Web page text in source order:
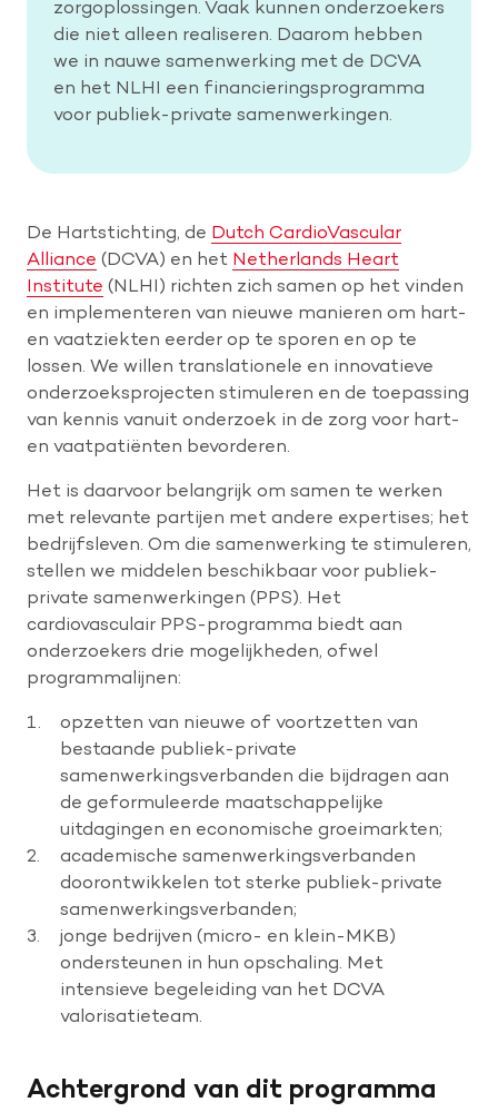
zorgoplossingen. Vaak kunnen onderzoekers
die niet alleen realiseren. Daarom hebben
we in nauwe samenwerking met de DCVA
en het NLHI een financieringsprogramma
voor publiek-private samenwerkingen.
De Hartstichting, de Dutch CardioVascular
Alliance (DCVA) en het Netherlands Heart
Institute (NLHI) richten zich samen op het vinden
en implementeren van nieuwe manieren om hart-
en vaatziekten eerder op te sporen en op te
lossen. We willen translationele en innovatieve
onderzoeksprojecten stimuleren en de toepassing
van kennis vanuit onderzoek in de zorg voor hart-
en vaatpatiënten bevorderen.
Het is daarvoor belangrijk om samen te werken
met relevante partijen met andere expertises; het
bedrijfsleven. Om die samenwerking te stimuleren,
stellen we middelen beschikbaar voor publiek-
private samenwerkingen (PPS). Het
cardiovasculair PPS-programma biedt aan
onderzoekers drie mogelijkheden, ofwel
programmalijnen:
opzetten van nieuwe of voortzetten van
bestaande publiek-private
samenwerkingsverbanden die bijdragen aan
de geformuleerde maatschappelijke
uitdagingen en economische groeimarkten;
academische samenwerkingsverbanden
doorontwikkelen tot sterke publiek-private
samenwerkingsverbanden;
jonge bedrijven (micro- en klein-MKB)
ondersteunen in hun opschaling. Met
intensieve begeleiding van het DCVA
valorisatieteam.
Achtergrond van dit programma